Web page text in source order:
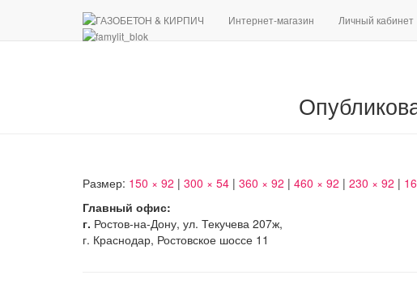
Интернет-магазин Личный кабинет
Размер: 150 × 92 | 300 × 54 | 360 × 92 | 460 × 92 | 230 × 92 |
Главный офис:
г. Ростов-на-Дону, ул. Текучева 207ж,
г. Краснодар, Ростовское шоссе 11